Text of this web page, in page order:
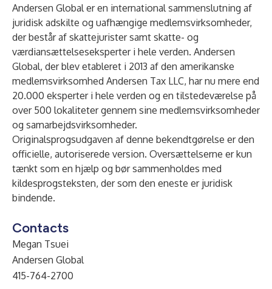
Andersen Globaler en international sammenslutning af
juridisk adskilte og uafhængige medlemsvirksomheder,
der består af skattejurister samt skatte- og
værdiansættelseseksperter i hele verden. Andersen
Global, der blev etableret i 2013 af den amerikanske
medlemsvirksomhed Andersen Tax LLC, har nu mere end
20.000 eksperter i hele verden og en tilstedeværelse på
over 500 lokaliteter gennem sine medlemsvirksomheder
og samarbejdsvirksomheder.
Originalsprogsudgaven af denne bekendtgørelse er den
officielle, autoriserede version. Oversættelserne er kun
tænkt som en hjælp og bør sammenholdes med
kildesprogsteksten, der som den eneste er juridisk
bindende.
Contacts
Megan Tsuei
Andersen Global
415-764-2700